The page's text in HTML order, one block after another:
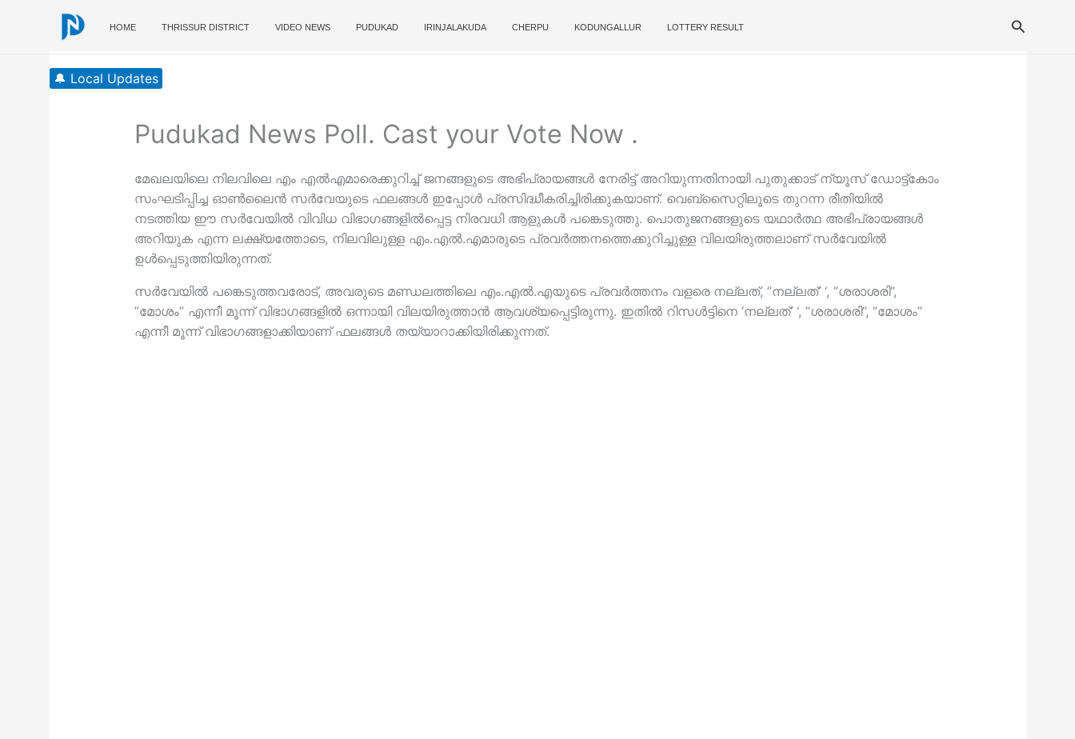
HOME THRISSUR DISTRICT VIDEO NEWS PUDUKAD IRINJALAKUDA CHERPU KODUNGALLUR LOTTERY RESULT Search
🔔 Local Updates
Pudukad News Poll. Cast your Vote Now .
മേഖലയിലെ നിലവിലെ എം എല്‍എമാരെക്കുറിച്ച് ജനങ്ങളുടെ അഭിപ്രായങ്ങള്‍ നേരിട്ട് അറിയുന്നതിനായി പുതുക്കാട് ന്യൂസ് ഡോട്ട്കോം
സംഘടിപ്പിച്ച ഓണ്‍ലൈന്‍ സര്‍വേയുടെ ഫലങ്ങള്‍ ഇപ്പോള്‍ പ്രസിദ്ധീകരിച്ചിരിക്കുകയാണ്. വെബ്‌സൈറ്റിലൂടെ തുറന്ന രീതിയില്‍
നടത്തിയ ഈ സര്‍വേയില്‍ വിവിധ വിഭാഗങ്ങളില്‍പ്പെട്ട നിരവധി ആളുകള്‍ പങ്കെടുത്തു. പൊതുജനങ്ങളുടെ യഥാര്‍ത്ഥ അഭിപ്രായങ്ങള്‍
അറിയുക എന്ന ലക്ഷ്യത്തോടെ, നിലവിലുള്ള എം.എല്‍.എമാരുടെ പ്രവര്‍ത്തനത്തെക്കുറിച്ചുള്ള വിലയിരുത്തലാണ് സര്‍വേയില്‍
ഉള്‍പ്പെടുത്തിയിരുന്നത്.
സര്‍വേയില്‍ പങ്കെടുത്തവരോട്, അവരുടെ മണ്ഡലത്തിലെ എം.എല്‍.എയുടെ പ്രവര്‍ത്തനം വളരെ നല്ലത്, ”നല്ലത്’ ‘, ”ശരാശരി”,
”മോശം” എന്നീ മൂന്ന് വിഭാഗങ്ങളില്‍ ഒന്നായി വിലയിരുത്താന്‍ ആവശ്യപ്പെട്ടിരുന്നു. ഇതില്‍ റിസള്‍ട്ടിനെ ‘നല്ലത്’ ‘, ”ശരാശരി”, ”മോശം”
എന്നീ മൂന്ന് വിഭാഗങ്ങളാക്കിയാണ് ഫലങ്ങള്‍ തയ്യാറാക്കിയിരിക്കുന്നത്.